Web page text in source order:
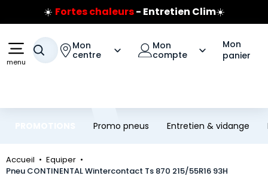
Aller au contenu principal
Aller à la navigation
☀️ Fortes chaleurs- Entretien Clim☀️
Prix coûtant pneus Bridgestone
🔥
Jusqu'à 120€ remboursés
sur les pneus Bridgestone
menu
Votre recherche
Mon
centre
Mon
compte
Mon
panier
Promo pneus Entretien & vidange
Accueil
Equiper
Pneu CONTINENTAL Wintercontact Ts 870 215/55R16 93H